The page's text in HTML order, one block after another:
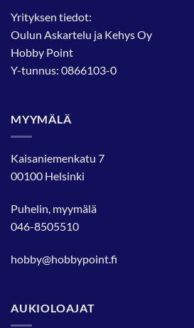
Yrityksen tiedot:
Oulun Askartelu ja Kehys Oy
Hobby Point
Y-tunnus: 0866103-0
MYYMÄLÄ
Kaisaniemenkatu 7
00100 Helsinki
Puhelin, myymälä
046-8505510
hobby@hobbypoint.fi
AUKIOLOAJAT